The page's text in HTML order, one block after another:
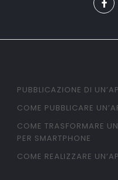
PUBBLICAZIONE DI
COME PUBBLICARE
COME TRASFORMARE
PER SMARTPHONE
COME REALIZZARE